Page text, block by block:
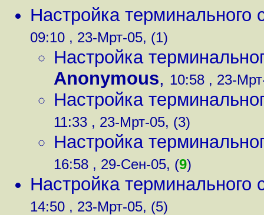
Настройка терминального
09:10 , 23-Мрт-05, (1)
Настройка
Anonymous, 10:58 , 23-
Настройка
11:33 , 23-Мрт-05, (3)
Настройка
16:58 , 29-Сен-05, (9)
Настройка терминального
14:50 , 23-Мрт-05, (5)